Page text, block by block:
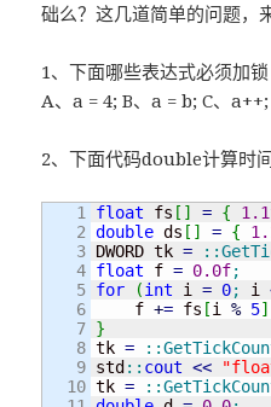
础么？这几道简单的问题，
1、下面哪些表达式必须加锁
A、a = 4; B、a = b; C、
2、下面代码double计算时
1
2
3
4
5
6
7
8
9
10
float fs [ ] = {
double ds [ ] = {
DWORD tk = ::
float f = 0.0f;
for
(int i = 0; i
    f
+= fs [i % 5]
}
tk = ::
std :: cout <<
tk = ::